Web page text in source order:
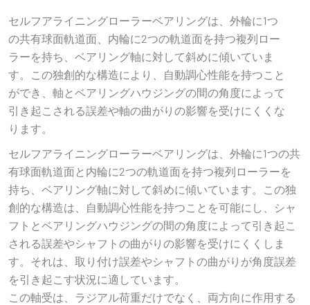
セルフアライニングローラーベアリングは、外輪に1つ
の共有球面軌道面、内輪に2つの軌道面を持つ複列ロー
ラーを持ち、ベアリング軸に対して斜めに傾いていま
す。この独創的な構造により、自動調心性能を持つこと
ができ、軸とベアリングハウジングの間の角度によって
引き起こされる誤差や軸の曲がりの影響を受けにくくな
ります。
セルフアライニングローラーベアリングは、外輪に1つの共
有球面軌道面と内輪に2つの軌道面を持つ複列ローラーを
持ち、ベアリング軸に対して斜めに傾いています。この独
創的な構造は、自動調心性能を持つことを可能にし、シャ
フトとベアリングハウジングの間の角度によって引き起こ
される誤差やシャフトの曲がりの影響を受けにくくしま
す。それは、取り付け誤差やシャフトの曲がりが角度誤差
を引き起こす状況に適しています。
この軸受は、ラジアル荷重だけでなく、両方向に作用する